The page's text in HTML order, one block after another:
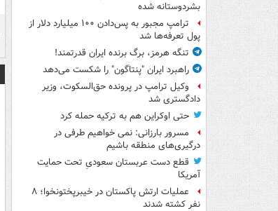
بشردوستانه شده
ترامپ مجبور به پس‌دادن ۱۰۰ میلیارد دلار از
پول تعرفه‌ها شد
تنگه هرمز، برگ برنده ایران قدرتمند!
راهبرد ایران "پنتاگون" را شکست می‌دهد
وکیل ترامپ در پرونده حق‌السکوت، وزیر
دادگستری شد
حتی اوکراین هم به ترکیه حمله کرد
مسرور بارزانی: نمی خواهیم طرفی در
درگیری‌های منطقه باشیم
قطع دست عربستان سعودیِ تحت حمایت
آمریکا
عملیات ارتش پاکستان در خیبرپختونخوا؛ ۸
نفر کشته شدند